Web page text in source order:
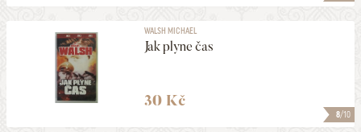
8/10
WALSH MICHAEL
Jak plyne čas
30 Kč